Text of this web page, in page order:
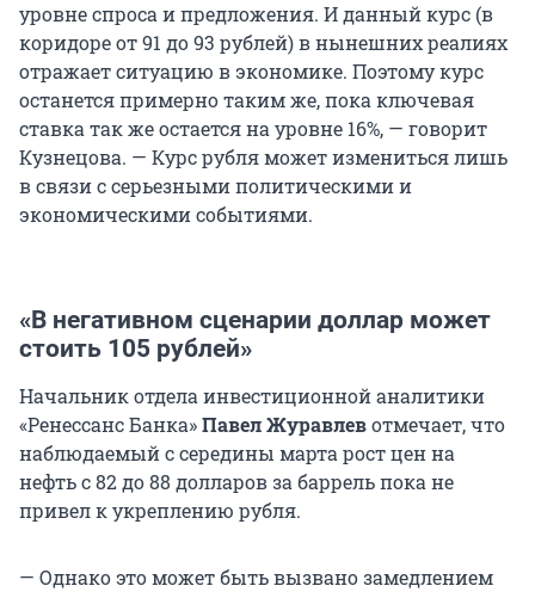
уровне спроса и предложения. И данный курс (в
коридоре от 91 до 93 рублей) в нынешних реалиях
отражает ситуацию в экономике. Поэтому курс
останется примерно таким же, пока ключевая
ставка так же остается на уровне 16%, — говорит
Кузнецова. — Курс рубля может измениться лишь
в связи с серьезными политическими и
экономическими событиями.
«В негативном сценарии доллар может
стоить 105 рублей»
Начальник отдела инвестиционной аналитики
«Ренессанс Банка»Павел Журавлевотмечает, что
наблюдаемый с середины марта рост цен на
нефть с 82 до 88 долларов за баррель пока не
привел к укреплению рубля.
— Однако это может быть вызвано замедлением